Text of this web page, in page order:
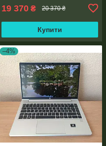
19 370 ₴ 20 370 ₴
Купити
–4%